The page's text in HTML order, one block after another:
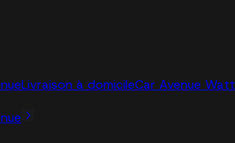
Livraison à domicileCar Avenue Watt